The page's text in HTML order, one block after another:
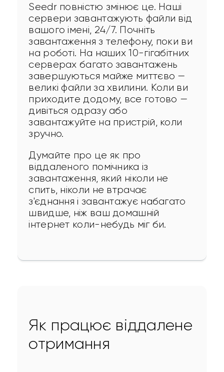
Seedr повністю змінює це. Наші
сервери завантажують файли від
вашого імені, 24/7. Почніть
завантаження з телефону, поки ви
на роботі. На наших 10-гігабітних
серверах багато завантажень
завершуються майже миттєво —
великі файли за хвилини. Коли ви
приходите додому, все готово —
дивіться одразу або
завантажуйте на пристрій, коли
зручно.
Думайте про це як про
віддаленого помічника із
завантаження, який ніколи не
спить, ніколи не втрачає
з'єднання і завантажує набагато
швидше, ніж ваш домашній
інтернет коли-небудь міг би.
Як працює віддалене
отримання